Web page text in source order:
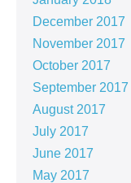
December 2017
November 2017
October 2017
September 2017
August 2017
July 2017
June 2017
May 2017